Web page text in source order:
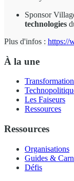
Sponsor
technologies
Plus d'infos : https://
À la une
Les Faiseurs
Ressources
Ressources
Organisations
Guides &
Défis